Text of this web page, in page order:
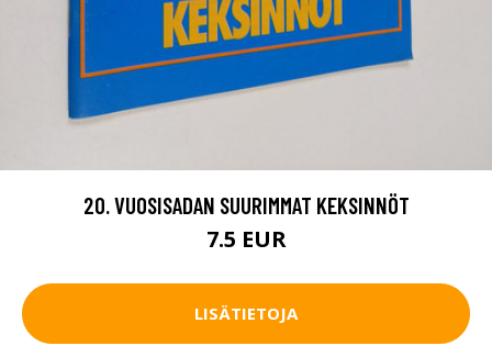
20. VUOSISADAN SUURIMMAT KEKSINNÖT
7.5 EUR
LISÄTIETOJA